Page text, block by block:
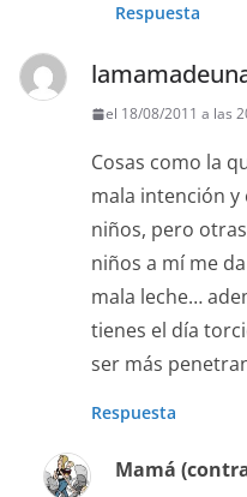
Respuesta
el 18/08/2011 a las
Cosas como la
mala intención y
niños, pero
niños a mí me
mala leche…
tienes el día
ser más
Respuesta
Mamá